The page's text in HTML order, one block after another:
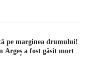
pe marginea drumului!
Argeș a fost găsit mort